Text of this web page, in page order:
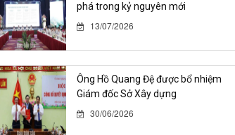
phá trong kỷ nguyên mới
13/07/2026
Ông Hồ Quang Đệ được bổ nhiệm
Giám đốc Sở Xây dựng
30/06/2026